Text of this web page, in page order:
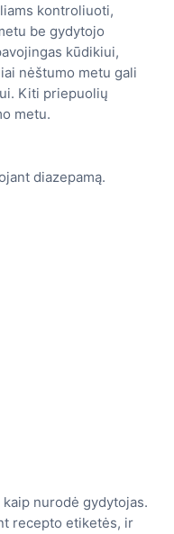
kontroliuoti,
be gydytojo
kūdikiui,
nėštumo metu gali
Kiti priepuolių
metu.
diazepamą.
nurodė gydytojas.
recepto etiketės, ir